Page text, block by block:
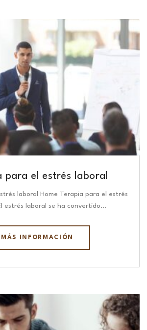
para el estrés laboral
laboral Home Terapia para el estrés
estrés laboral se ha convertido…
MÁS INFORMACIÓN